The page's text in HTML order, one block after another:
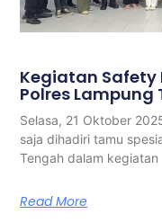
Kegiatan Safety
Polres Lampung
Selasa, 21 Oktober
saja dihadiri tamu
Tengah dalam kegiatan
Read More